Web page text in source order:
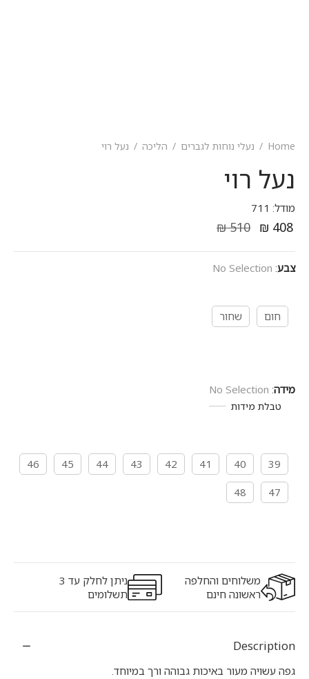
Home
/ נעלי נוחות לגברים / הליכה / נעל רוי
נעל רוי
מודל: 711
₪ 408
₪510
צבע:
No Selection
חום שחור
מידה:
No Selection
טבלת מידות
39
40
41
42
43
44
45
46
47
48
משלוחים והחלפה
ראשונה חינם
ניתן לחלק עד 3
תשלומים
Description
גפה עשויה מעור באיכות גבוהה ורך במיוחד.